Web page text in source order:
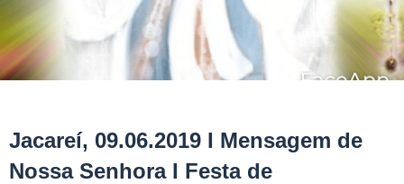
Jacareí, 09.06.2019 I Mensagem de
Nossa Senhora I Festa de